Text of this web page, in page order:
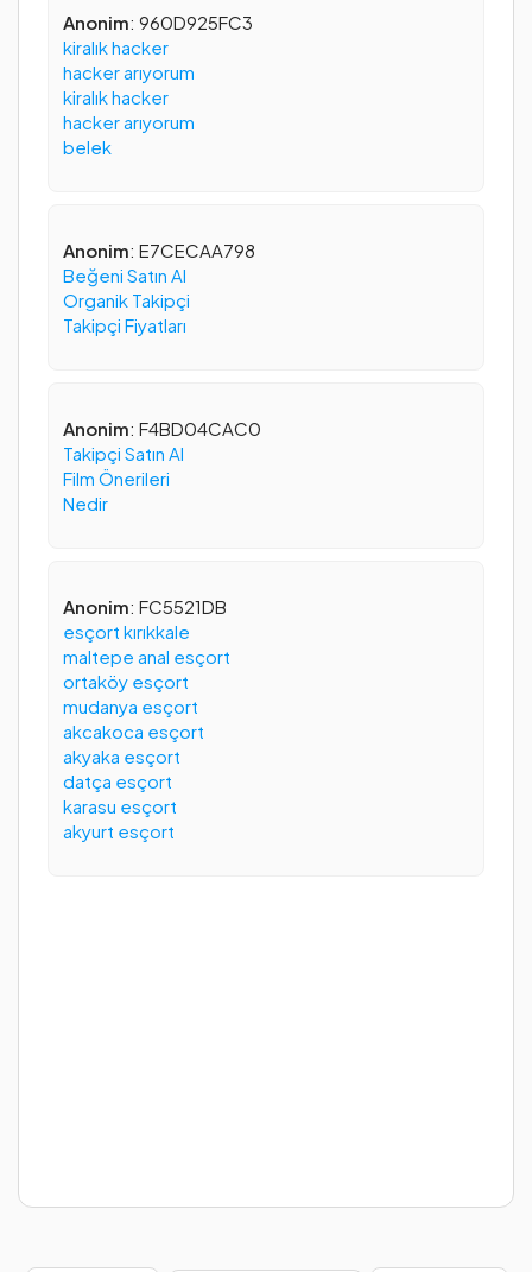
Anonim: 960D925FC3
kiralık hacker
hacker arıyorum
kiralık hacker
hacker arıyorum
belek
Anonim: E7CECAA798
Beğeni Satın Al
Organik Takipçi
Takipçi Fiyatları
Anonim: F4BD04CAC0
Takipçi Satın Al
Film Önerileri
Nedir
Anonim: FC5521DB
esçort kırıkkale
maltepe anal esçort
ortaköy esçort
mudanya esçort
akcakoca esçort
akyaka esçort
datça esçort
karasu esçort
akyurt esçort